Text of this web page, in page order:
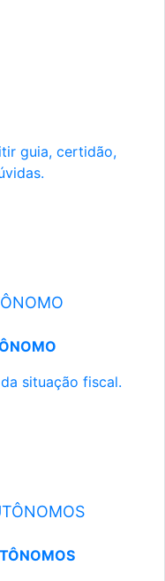
guia, certidão,
situação fiscal.